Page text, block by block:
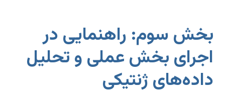
سوم: راهنمایی در
بخش عملی و تحلیل
ژنتیکی